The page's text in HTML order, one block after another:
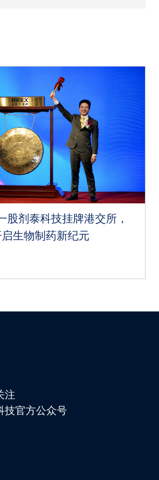
股剂泰科技挂牌港交所，
生物制药新纪元
注
技官方公众号